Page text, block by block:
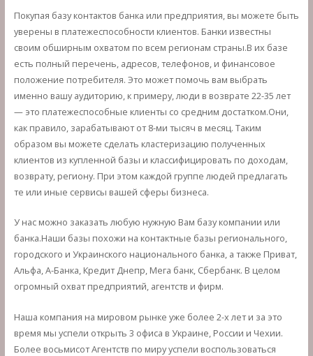
Покупая базу контактов банка или предприятия, вы можете быть
уверены в платежеспособности клиентов. Банки известны
своим обширным охватом по всем регионам страны.В их базе
есть полный перечень, адресов, телефонов, и финансовое
положение потребителя. Это может помочь вам выбрать
именно вашу аудиторию, к примеру, люди в возврате 22-35 лет
— это платежеспособные клиенты со средним достатком.Они,
как правило, зарабатывают от 8-ми тысяч в месяц. Таким
образом вы можете сделать кластеризацию полученных
клиентов из купленной базы и классифицировать по доходам,
возврату, региону. При этом каждой группе людей предлагать
те или иные сервисы вашей сферы бизнеса.
У нас можно заказать любую нужную Вам базу компании или
банка.Наши базы похожи на контактные базы регионального,
городского и Украинского национального банка, а также Приват,
Альфа, А-Банка, Кредит Днепр, Мега банк, Сбербанк. В целом
огромный охват предприятий, агентств и фирм.
Наша компания на мировом рынке уже более 2-х лет и за это
время мы успели открыть 3 офиса в Украине, России и Чехии.
Более восьмисот Агентств по миру успели воспользоваться